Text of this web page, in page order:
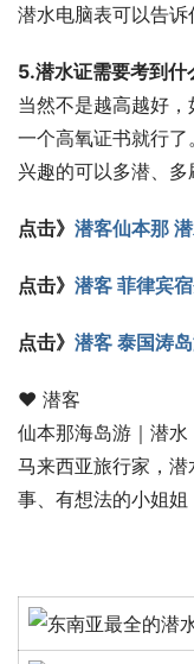
潜水电脑表可以告诉
5.潜水证需要考到什
当然不是越高越好
一个高氧证书就行
兴趣的可以多潜、多
点击》 潜客仙本那
点击》 潜客 菲律宾
点击》 潜客 泰国涛
♥ 潜客
仙本那海岛游｜潜水
马来西亚旅行家，
事、有想法的小姐姐